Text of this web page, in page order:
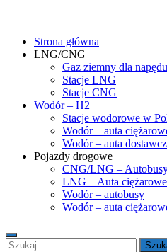
content
(wodór). Opisy pojazdów,
rynek paliw gazowych, analizy.
Strona główna
LNG/CNG
Gaz ziemny dla
Stacje LNG
Stacje CNG
Wodór – H2
Stacje wodorowe w
Wodór – auta
Wodór – auta
Pojazdy drogowe
CNG/LNG –
LNG – Auta ciężarowe
Wodór – autobusy
Wodór – auta
Szukaj: